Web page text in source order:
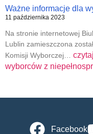
Ważne informacje dla
11 października 2023
Na stronie internetowej
Lublin zamieszczona
Komisji Wyborczej…
wyborców z
Facebook